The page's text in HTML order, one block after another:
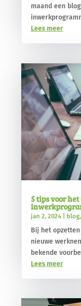
maand een
Lees meer
5 tips voor
jan 2, 2024| blog,
Bij het
nieuwe
bekende
Lees meer